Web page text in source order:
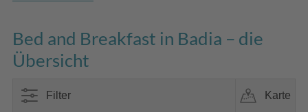
Bed and Breakfast in Badia – die
Übersicht
Filter Karte